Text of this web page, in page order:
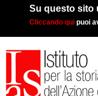
Su questo sito
Cliccando qui puoi